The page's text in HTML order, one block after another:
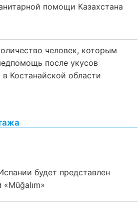
помощи Казахстана
человек, которым
после укусов
Костанайской области
будет представлен